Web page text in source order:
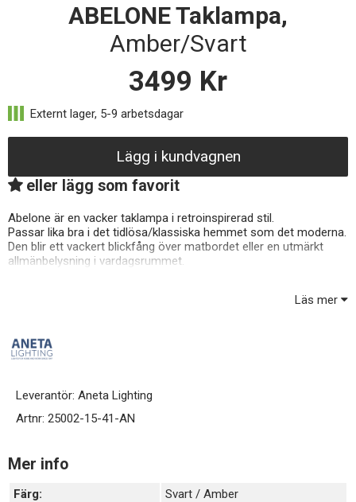
ABELONE Taklampa,
Amber/Svart
3499 Kr
Lägg i kundvagnen
eller lägg som favorit
Abelone är en vacker taklampa i retroinspirerad stil.
Passar lika bra i det tidlösa/klassiska hemmet som det moderna.
Den blir ett vackert blickfång över matbordet eller en utmärkt
allmänbelysning i vardagsrummet.
Lamppropp samt ljuskällor ingår ej, köps separat.
Läs mer
Leverantör: Aneta Lighting
Artnr: 25002-15-41-AN
Mer info
Färg:
Svart / Amber